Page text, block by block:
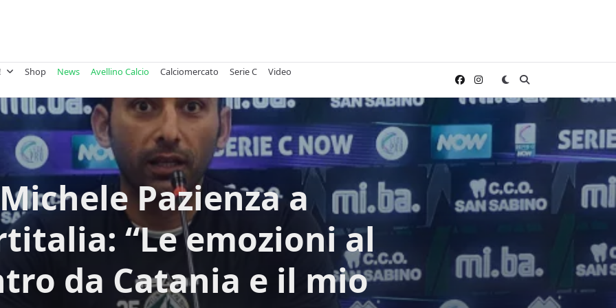
Shop News Avellino Calcio Calciomercato Serie C
Video
Michele Pazienza a
“Le emozioni al
da Catania e il mio